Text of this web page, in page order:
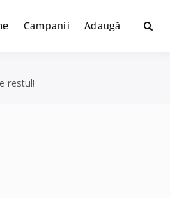
Campanii Adaugă
restul!